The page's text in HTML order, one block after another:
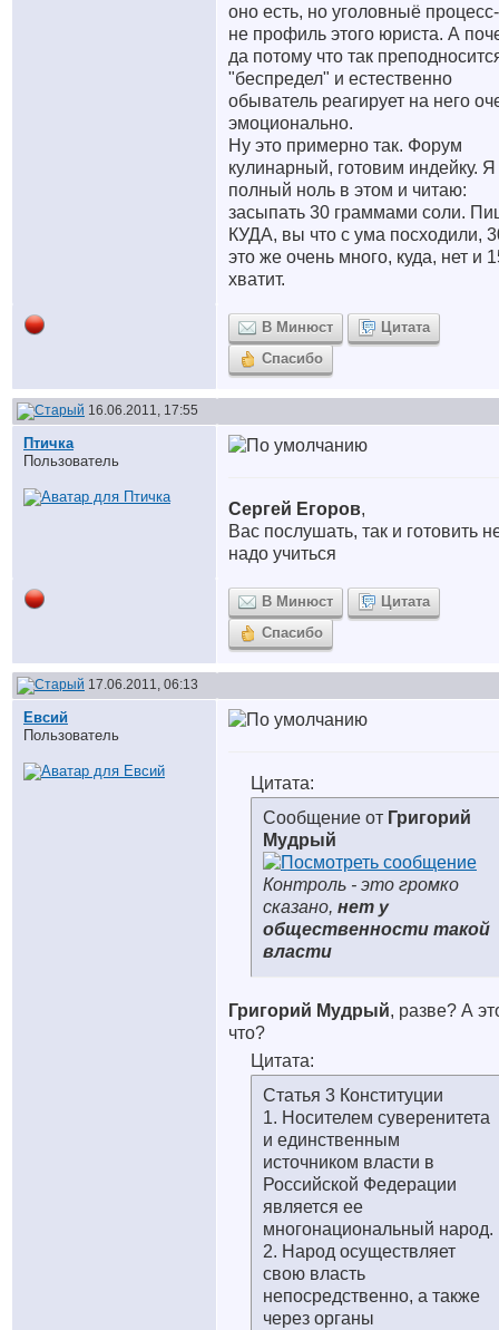
оно есть, но уголовныё
не профиль этого юриста. А
да потому что так
"беспредел" и естественно
обыватель реагирует на него
эмоционально.
Ну это примерно так. Форум
кулинарный, готовим индейку. Я
полный ноль в этом и читаю:
засыпать 30 граммами соли.
КУДА, вы что с ума посходили,
это же очень много, куда, нет и
хватит.
В Минюст
Цитата
Спасибо
16.06.2011, 17:55
Птичка
Пользователь
Сергей Егоров,
Вас послушать, так и готовить
надо учиться
В Минюст
Цитата
Спасибо
17.06.2011, 06:13
Евсий
Пользователь
Цитата:
Сообщение от Григорий
Мудрый
Контроль - это громко
сказано, нет у
общественности такой
власти
Григорий Мудрый, разве? А
что?
Цитата:
Статья 3 Конституции
1. Носителем суверенитета
и единственным
источником власти в
Российской Федерации
является ее
многонациональный народ.
2. Народ осуществляет
свою власть
непосредственно, а также
через органы